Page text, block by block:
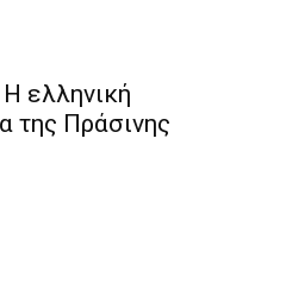
ελληνική
της Πράσινης